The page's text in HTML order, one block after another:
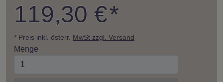
119,30 €*
* Preis inkl. österr. MwSt zzgl. Versand
Menge